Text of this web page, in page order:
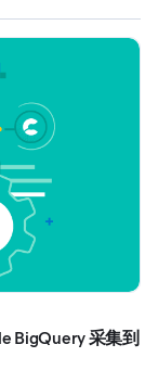
BigQuery 采集到